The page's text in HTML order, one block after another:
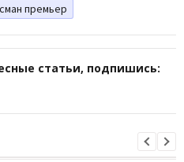
премьер
статьи, подпишись: